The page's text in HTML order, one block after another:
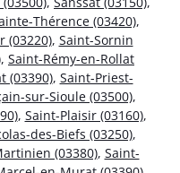
Thérence (03420),
(03220), Saint-Sornin
, Saint-Rémy-en-Rollat
(03390), Saint-Priest-
sur-Sioule (03500),
, Saint-Plaisir (03160),
des-Biefs (03250),
(03380), Saint-